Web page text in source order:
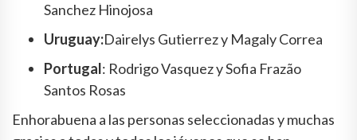
Sanchez Hinojosa
Uruguay:Dairelys Gutierrez y Magaly Correa
Portugal: Rodrigo Vasquez y Sofia Frazão
Santos Rosas
Enhorabuena a las personas seleccionadas y muchas